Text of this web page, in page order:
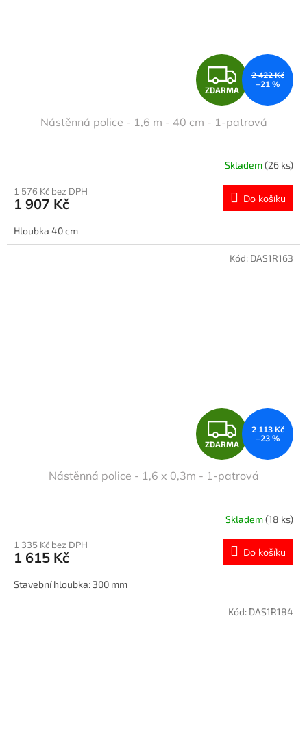
Z
D
A
R
M
A
ZDARMA
2 422 Kč
–21 %
Nástěnná police - 1,6 m - 40 cm - 1-patrová
Skladem(26 ks)
1 576 Kč bez DPH
1 907 Kč Do košíku
Hloubka 40 cm
Z
D
A
R
M
A
ZDARMA
2 113 Kč
–23 %
Nástěnná police - 1,6 x 0,3m - 1-patrová
Skladem(18 ks)
1 335 Kč bez DPH
1 615 Kč Do košíku
Stavební hloubka: 300 mm
Kód: DAS1R163
Kód: DAS1R184